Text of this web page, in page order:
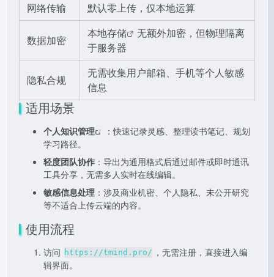
网络传输
默认零上传，仅本地运算
数据加密
本地存储
无额外加密，但物理隔离
于服务器
隐私合规
无需收集用户邮箱、手机等个人敏感
信息
适用场景
个人知识管理
：快速记录灵感、整理读书笔记、规划
学习路径。
轻度团队协作 ：导出为通用格式后通过邮件或即时通讯
工具分享，无需多人实时在线编辑。
敏感信息处理 ：涉及商业机密、个人隐私、未公开研究
等不适合上传云端的内容。
使用流程
访问 https://tmind.pro/ ，无需注册，直接进入编
辑界面。